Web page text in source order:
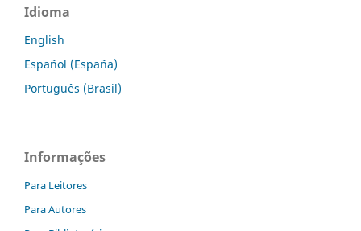
Idioma
English
Español (España)
Português (Brasil)
Informações
Para Leitores
Para Autores